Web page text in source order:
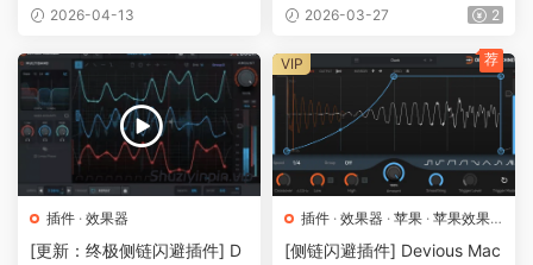
PACE DUCK v1.1.5-R2R [Wi
2026-04-13
0.27 U2B-MORiA [MacOSX]
2026-03-27 2
插件 · 效果器
[更新：终极侧链闪避插件] D
插件 · 效果器 · 苹果 · 苹果效果
器
[侧链闪避插件] Devious Mac
VIP 荐